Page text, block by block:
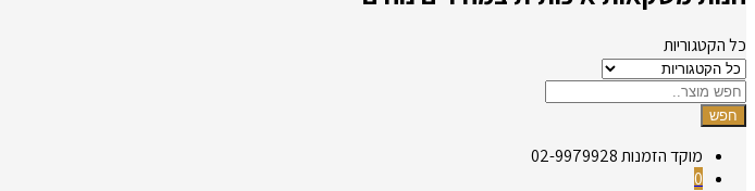
כל הקטגוריות
חפש
מוקד הזמנות02-9979928
0